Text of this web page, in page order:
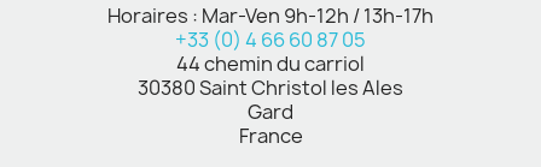
Horaires : Mar-Ven 9h-12h / 13h-17h
+33 (0) 4 66 60 87 05
44 chemin du carriol
30380 Saint Christol les Ales
Gard
France